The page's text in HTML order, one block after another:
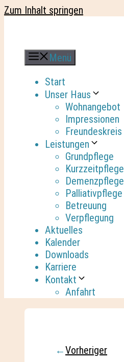
Zum Inhalt springen
Menü
Start
Unser Haus
Wohnangebot
Impressionen
Freundeskreis
Leistungen
Grundpflege
Kurzzeitpflege
Demenzpflege
Palliativpflege
Betreuung
Verpflegung
Aktuelles
Kalender
Downloads
Karriere
Kontakt
Anfahrt
←Vorheriger